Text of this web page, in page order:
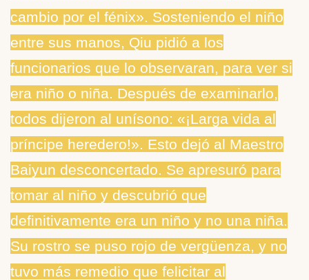
cambio por el fénix». Sosteniendo el niño
entre sus manos, Qiu pidió a los
funcionarios que lo observaran, para ver si
era niño o niña. Después de examinarlo,
todos dijeron al unísono: «¡Larga vida al
príncipe heredero!». Esto dejó al Maestro
Baiyun desconcertado. Se apresuró para
tomar al niño y descubrió que
definitivamente era un niño y no una niña.
Su rostro se puso rojo de vergüenza, y no
tuvo más remedio que felicitar al